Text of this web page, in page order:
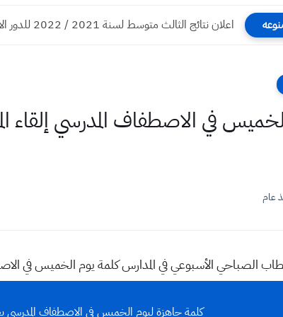
اعلان نتائج الثالث متوسط لسنة 2021 / 2022 للدور الاول...
في الاصطفاف المدرسي إلقاء
عام
الصباحي الأسبوعي في المدارس كلمة يوم الخميس في
كلمة جاهزة ليوم الخميس في الاصطفاف المدرسي